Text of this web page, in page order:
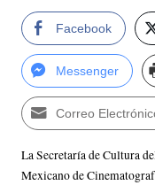
Facebook
Messenger
Correo
La Secretaría de Cultura
Mexicano de